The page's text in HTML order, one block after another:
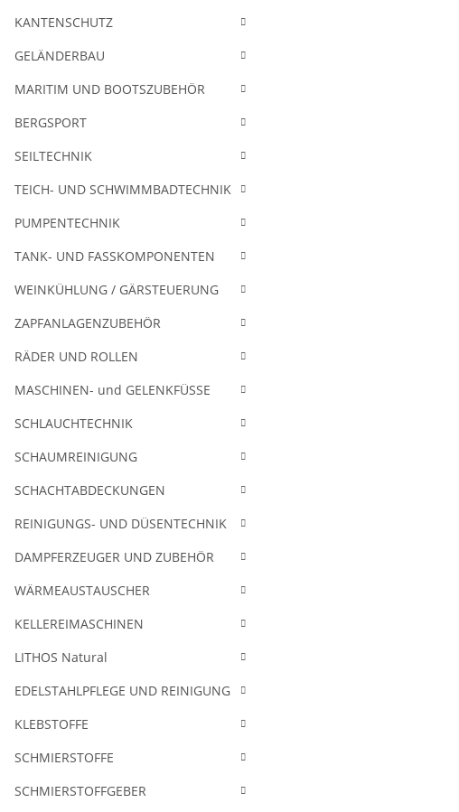
KANTENSCHUTZ
GELÄNDERBAU
MARITIM UND BOOTSZUBEHÖR
BERGSPORT
SEILTECHNIK
TEICH- UND SCHWIMMBADTECHNIK
PUMPENTECHNIK
TANK- UND FASSKOMPONENTEN
WEINKÜHLUNG / GÄRSTEUERUNG
ZAPFANLAGENZUBEHÖR
RÄDER UND ROLLEN
MASCHINEN- und GELENKFÜSSE
SCHLAUCHTECHNIK
SCHAUMREINIGUNG
SCHACHTABDECKUNGEN
REINIGUNGS- UND DÜSENTECHNIK
DAMPFERZEUGER UND ZUBEHÖR
WÄRMEAUSTAUSCHER
KELLEREIMASCHINEN
LITHOS Natural
EDELSTAHLPFLEGE UND REINIGUNG
KLEBSTOFFE
SCHMIERSTOFFE
SCHMIERSTOFFGEBER